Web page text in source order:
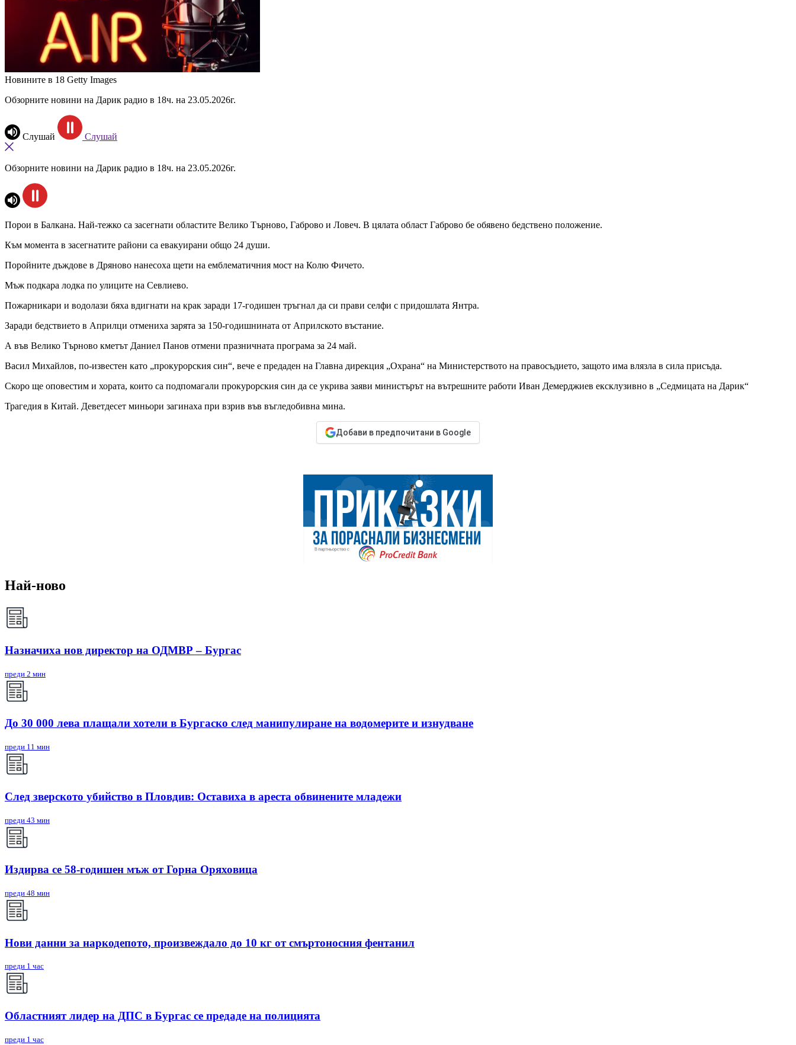
Новините в 18 Getty Images
Обзорните новини на Дарик радио в 18ч. на 23.05.2026г.
Слушай Слушай
Обзорните новини на Дарик радио в 18ч. на 23.05.2026г.
Порои в Балкана. Най-тежко са засегнати областите Велико Търново, Габрово и Ловеч. В цялата област Габрово бе обявено бедствено положение.
Към момента в засегнатите райони са евакуирани общо 24 души.
Поройните дъждове в Дряново нанесоха щети на емблематичния мост на Колю Фичето.
Мъж подкара лодка по улиците на Севлиево.
Пожарникари и водолази бяха вдигнати на крак заради 17-годишен тръгнал да си прави селфи с придошлата Янтра.
Заради бедствието в Априлци отмениха зарята за 150-годишнината от Априлското въстание.
А във Велико Търново кметът Даниел Панов отмени празничната програма за 24 май.
Васил Михайлов, по-известен като „прокурорския син“, вече е предаден на Главна дирекция „Охрана“ на Министерството на правосъдието, защото има влязла в сила присъда.
Скоро ще оповестим и хората, които са подпомагали прокурорския син да се укрива заяви министърът на вътрешните работи Иван Демерджиев ексклузивно в „Седмицата на Дарик“
Трагедия в Китай. Деветдесет миньори загинаха при взрив във въгледобивна мина.
Добави в предпочитани в Google
Най-ново
Назначиха нов директор на ОДМВР – Бургас
преди 2 мин
До 30 000 лева плащали хотели в Бургаско след манипулиране на водомерите и изнудване
преди 11 мин
След зверското убийство в Пловдив: Оставиха в ареста обвинените младежи
преди 43 мин
Издирва се 58-годишен мъж от Горна Оряховица
преди 48 мин
Нови данни за наркодепото, произвеждало до 10 кг от смъртоносния фентанил
преди 1 час
Областният лидер на ДПС в Бургас се предаде на полицията
преди 1 час